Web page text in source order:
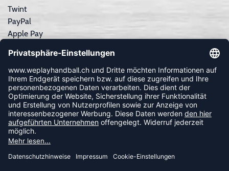
Twint
PayPal
Apple Pay
Kreditkarte
Rechnungskauf
NEWSLETTER
FOLLOW US